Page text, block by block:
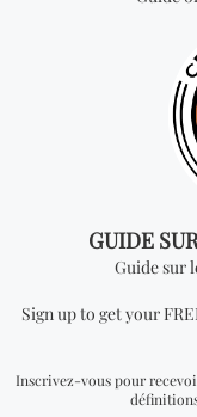
demande pour
Vous
un